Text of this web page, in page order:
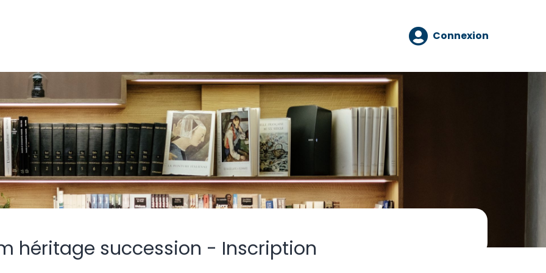
Connexion
héritage succession - Inscription